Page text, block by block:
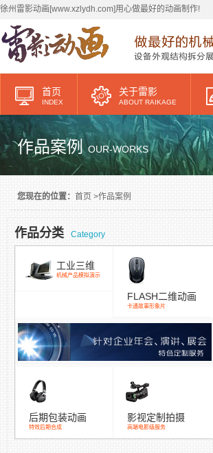
徐州雷影动画[www.xzlydh.com]用心做最好的动画制作!
首页
INDEX
关于雷影
ABOUT RAIKAGE
作品案例OUR-WORKS
您现在的位置： 首页 >作品案例
作品分类 Category
工业三维
机械产品模拟演示
FLASH二维动画
卡通故事形象片
后期包装动画
特效后期合成
影视定制拍摄
高端电影级服务